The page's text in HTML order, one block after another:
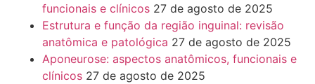
funcionais e clínicos 27 de agosto de 2025
Estrutura e função da região inguinal: revisão
anatômica e patológica 27 de agosto de 2025
Aponeurose: aspectos anatômicos, funcionais e
clínicos 27 de agosto de 2025